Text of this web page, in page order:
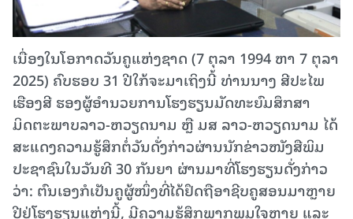
ເນື່ອງໃນໂອກາດວັນຄູແຫ່ງຊາດ (7 ຕຸລາ 1994 ຫາ 7 ຕຸລາ
2025) ຄົບຮອບ 31 ປີໃກ້ຈະມາເຖິງນີ້ ທ່ານນາງ ສີປະໄພ
ເຮືອງສີ ຮອງຜູ້ອໍານວຍການໂຮງຮຽນມັດທະຍົມສຶກສາ
ມິດຕະພາບລາວ-ຫວຽດນາມ ຫຼື ມສ ລາວ-ຫວຽດນາມ ໄດ້
ສະແດງຄວາມຮູ້ສຶກຕໍ່ວັນດັ່ງກ່າວຜ່ານນັກຂ່າວໜັງສືພິມ
ປະຊາຊົນໃນວັນທີ 30 ກັນຍາ ຜ່ານມາທີ່ໂຮງຮຽນດັ່ງກ່າວ
ວ່າ: ຕົນເອງກໍເປັນຄູຜູ້ໜຶ່ງທີ່ໄດ້ຢຶດຖືອາຊີບຄູສອນມາຫຼາຍ
ປີຢູ່ໂຮງຮຽນແຫ່ງນີ້, ມີຄວາມຮູ້ສຶກພາກພູມໃຈຫຼາຍ ແລະ